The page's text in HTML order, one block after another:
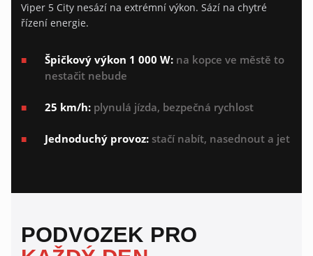
Viper 5 City nesází na extrémní výkon. Sází na chytré
řízení energie.
Špičkový výkon 1 000 W: na kopce ve městě to
nestačit nebude
25 km/h: plynulá jízda, bezpečná rychlost
Jednoduchý provoz: stačí nabít, nasednout a jet
PODVOZEK PRO